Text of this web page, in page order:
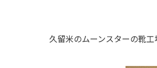
久留米のムーンスターの靴